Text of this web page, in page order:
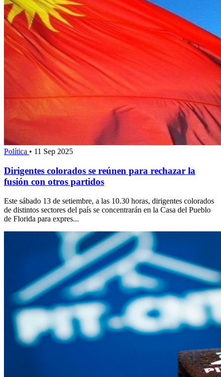
Política • 11 Sep 2025
Dirigentes colorados se reúnen para rechazar la
fusión con otros partidos
Este sábado 13 de setiembre, a las 10.30 horas, dirigentes colorados
de distintos sectores del país se concentrarán en la Casa del Pueblo
de Florida para expres...